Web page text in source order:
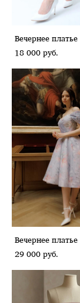
Вечернее
18 000 pуб.
Вечернее
29 000 pуб.